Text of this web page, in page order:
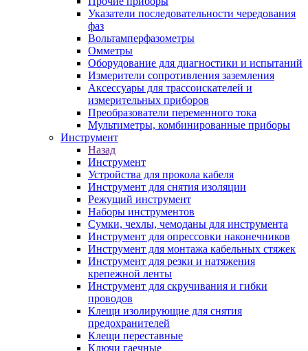
Указатели последовательности чередования
фаз
Вольтамперфазометры
Омметры
Оборудование для диагностики и испытаний
Измерители сопротивления заземления
Аксессуары для трассоискателей и
измерительных приборов
Преобразователи переменного тока
Мультиметры, комбинированные приборы
Инструмент
Назад
Инструмент
Устройства для прокола кабеля
Инструмент для снятия изоляции
Режущий инструмент
Наборы инструментов
Сумки, чехлы, чемоданы для инструмента
Инструмент для опрессовки наконечников
Инструмент для монтажа кабельных стяжек
Инструмент для резки и натяжения
крепежной ленты
Инструмент для скручивания и гибки
проводов
Клещи изолирующие для снятия
предохранителей
Клещи переставные
Ключи гаечные